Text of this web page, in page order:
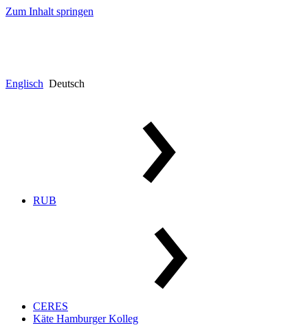
Zum Inhalt springen
Englisch Deutsch
RUB
CERES
Käte Hamburger Kolleg